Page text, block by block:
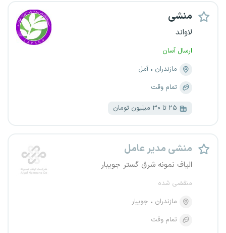
منشی
لاواند
ارسال آسان
مازندران
آمل
تمام وقت
۲۵ تا ۳۰ میلیون تومان
منشی مدیر عامل
الیاف نمونه شرق گستر جویبار
منقضی شده
مازندران
جویبار
تمام وقت